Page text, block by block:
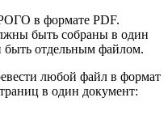
в формате PDF.
быть собраны в один
отдельным файлом.
любой файл в формат
в один документ: